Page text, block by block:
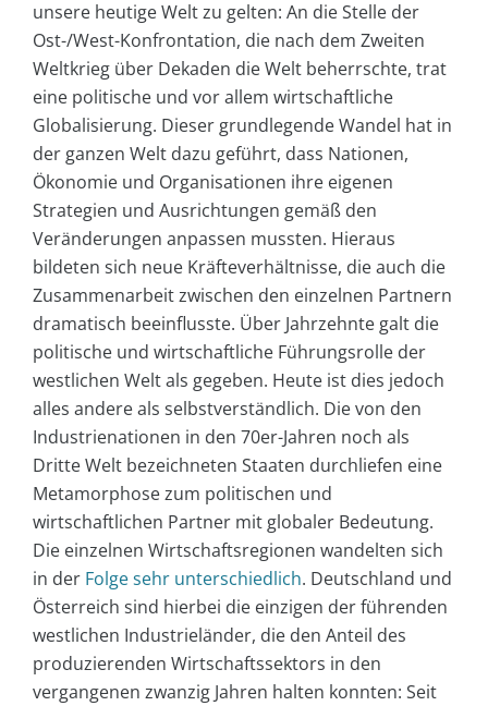
unsere heutige Welt zu gelten: An die Stelle der
Ost-/West-Konfrontation, die nach dem Zweiten
Weltkrieg über Dekaden die Welt beherrschte, trat
eine politische und vor allem wirtschaftliche
Globalisierung. Dieser grundlegende Wandel hat in
der ganzen Welt dazu geführt, dass Nationen,
Ökonomie und Organisationen ihre eigenen
Strategien und Ausrichtungen gemäß den
Veränderungen anpassen mussten. Hieraus
bildeten sich neue Kräfteverhältnisse, die auch die
Zusammenarbeit zwischen den einzelnen Partnern
dramatisch beeinflusste. Über Jahrzehnte galt die
politische und wirtschaftliche Führungsrolle der
westlichen Welt als gegeben. Heute ist dies jedoch
alles andere als selbstverständlich. Die von den
Industrienationen in den 70er-Jahren noch als
Dritte Welt bezeichneten Staaten durchliefen eine
Metamorphose zum politischen und
wirtschaftlichen Partner mit globaler Bedeutung.
Die einzelnen Wirtschaftsregionen wandelten sich
in der Folge sehr unterschiedlich. Deutschland und
Österreich sind hierbei die einzigen der führenden
westlichen Industrieländer, die den Anteil des
produzierenden Wirtschaftssektors in den
vergangenen zwanzig Jahren halten konnten: Seit